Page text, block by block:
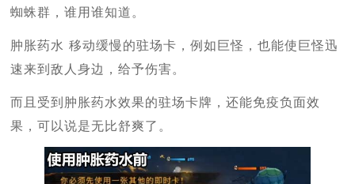
蜘蛛群，谁用谁知道。
肿胀药水 移动缓慢的驻场卡，例如巨怪，也能使巨怪迅
速来到敌人身边，给予伤害。
而且受到肿胀药水效果的驻场卡牌，还能免疫负面效
果，可以说是无比舒爽了。